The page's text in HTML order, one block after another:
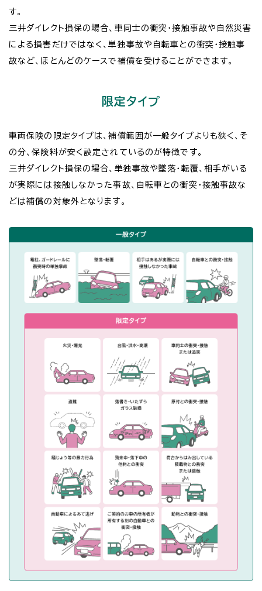
す。
三井ダイレクト損保の場合、車同士の衝突・接触事故や自然災害
による損害だけではなく、単独事故や自転車との衝突・接触事
故など、ほとんどのケースで補償を受けることができます。
限定タイプ
車両保険の限定タイプは、補償範囲が一般タイプよりも狭く、そ
の分、保険料が安く設定されているのが特徴です。
三井ダイレクト損保の場合、単独事故や墜落・転覆、相手がいる
が実際には接触しなかった事故、自転車との衝突・接触事故な
どは補償の対象外となります。